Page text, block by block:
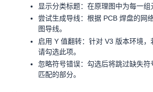
显示分类标题：在原理图中为每一组
尝试生成导线：根据 PCB 焊盘的网
图导线。
启用 Y 值翻转：针对 V3 版本环境
请勾选此项。
忽略符号错误：勾选后将跳过缺失
匹配的部分。